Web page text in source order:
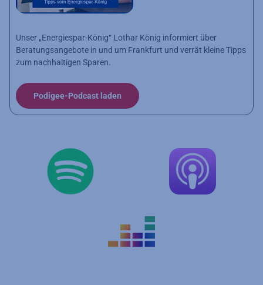
Unser „Energiespar-König“ Lothar König informiert über
Beratungsangebote in und um Frankfurt und verrät kleine Tipps
zum nachhaltigen Sparen.
Podigee-Podcast laden